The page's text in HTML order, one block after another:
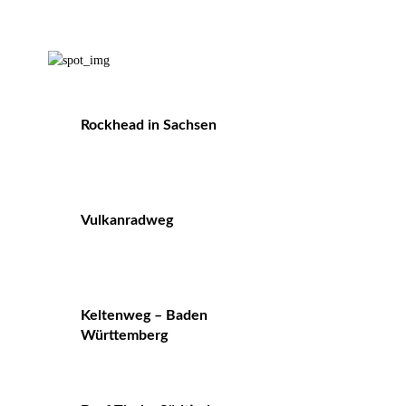
Rockhead in Sachsen
Vulkanradweg
Keltenweg – Baden
Württemberg